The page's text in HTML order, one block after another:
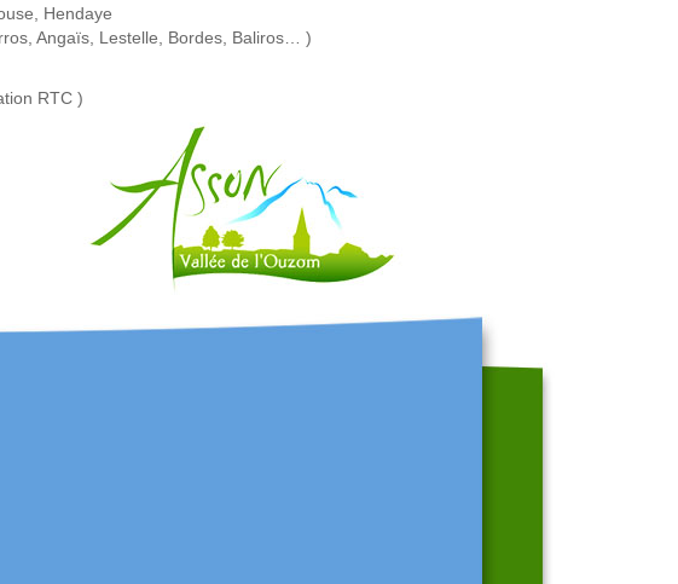
Hendaye
Angaïs, Lestelle, Bordes, Baliros… )
RTC )